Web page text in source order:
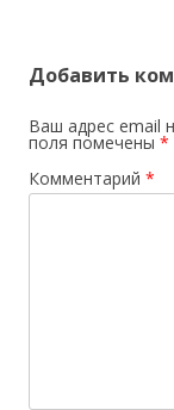
Добавить
Ваш адрес email
поля помечены *
Комментарий *